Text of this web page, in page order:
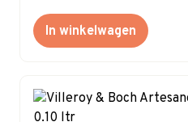
In winkelwagen